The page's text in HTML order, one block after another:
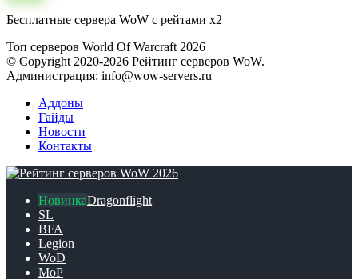
Бесплатные сервера WoW с рейтами x2
Топ серверов World Of Warcraft 2026
© Copyright 2020-2026 Рейтинг серверов WoW.
Администрация: info@wow-servers.ru
Аддоны
Гайды
Новости
Контакты
Dragonflight
SL
BFA
Legion
WoD
MoP